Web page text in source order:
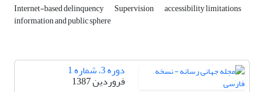
Internet-based delinquency Supervision accessibility limitations
information and public sphere
دوره 3، شماره 1
فروردین 1387